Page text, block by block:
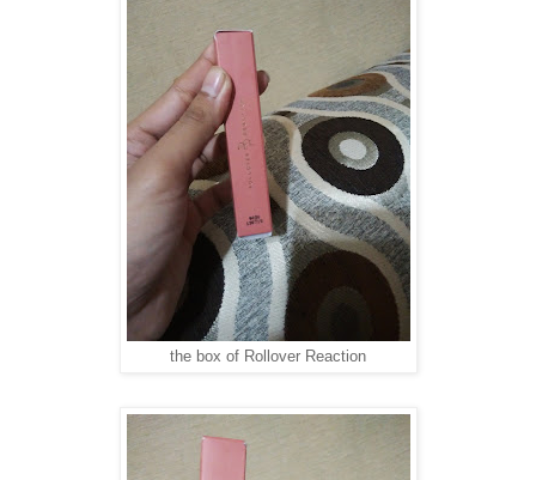
the box of Rollover Reaction